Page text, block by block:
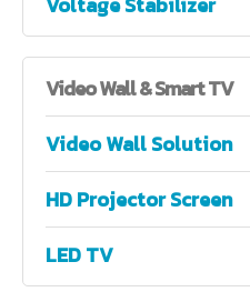
VideoWall & Smart TV
Video Wall Solution
HD Projector Screen
LED TV